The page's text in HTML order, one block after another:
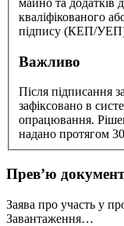
кваліфікованого
підпису (КЕП/УЕП)
Важливо
Після підписання
зафіксовано в
опрацювання. Рішення щодо включення до програми буде
надано протягом
Превʼю
Заява про участь у
Завантаження…